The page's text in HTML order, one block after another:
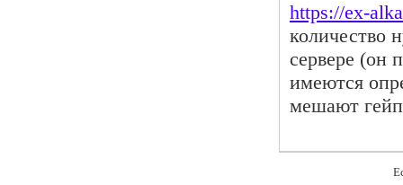
https://ex-
количество
сервере (он
имеются
мешают